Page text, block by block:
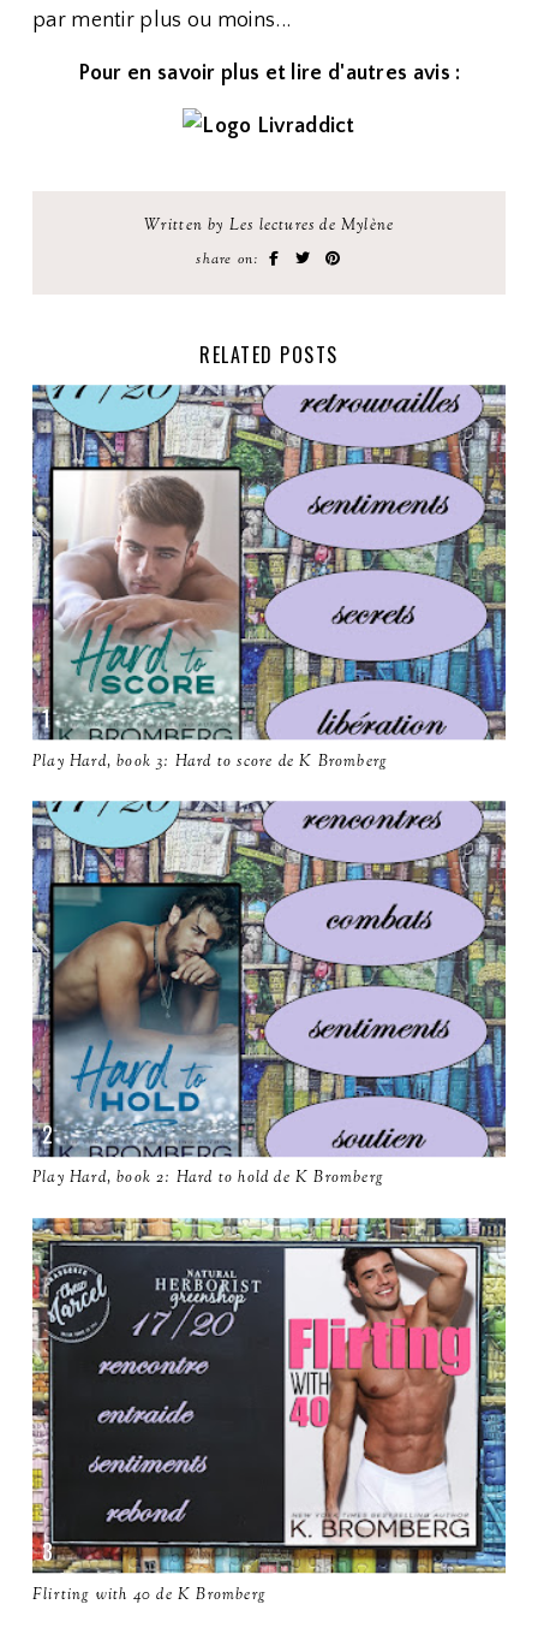
par mentir plus ou moins...
Pour en savoir plus et lire d'autres avis :
Written by Les lectures de Mylène
share on:
RELATED POSTS
Play Hard, book 3: Hard to score de K Bromberg
Play Hard, book 2: Hard to hold de K Bromberg
Flirting with 40 de K Bromberg